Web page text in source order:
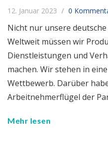
12. Januar 2023 0
Nicht nur unsere
Weltweit müssen wir
Dienstleistungen und
machen. Wir stehen in
Wettbewerb. Darüber
Arbeitnehmerflügel der
Mehr lesen